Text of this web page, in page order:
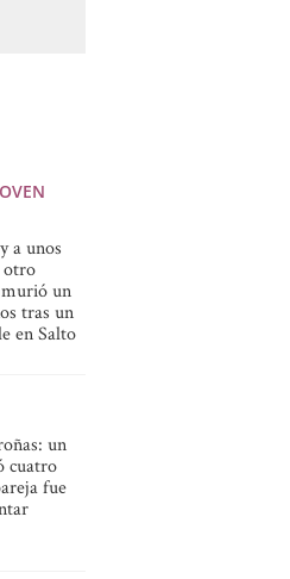
a unos
otro
un
tras un
en Salto
un
cuatro
fue